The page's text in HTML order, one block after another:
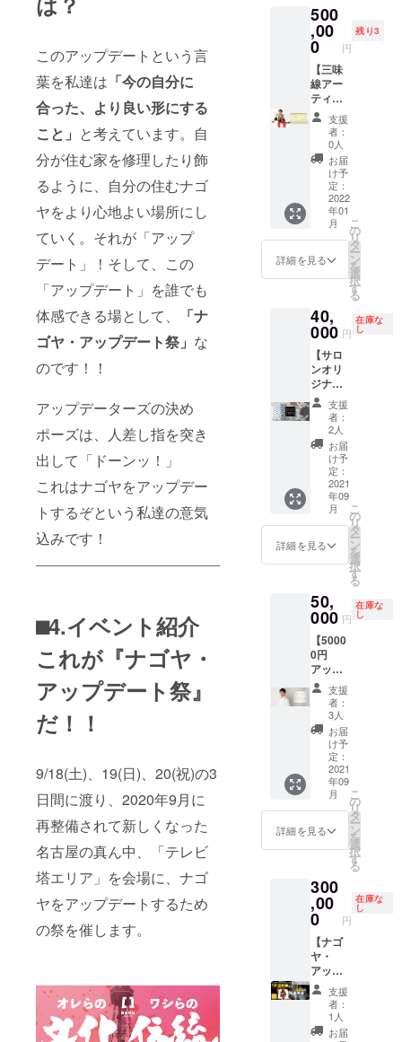
このアップデートという言
葉を私達は 「今の自分に
合った、より良い形にする
こと」 と考えています。自
分が住む家を修理したり飾
るように、自分の住むナゴ
ヤをより心地よい場所にし
ていく。それが「アップ
デート」！そして、この
「アップデート」を誰でも
体感できる場として、
「ナ
ゴヤ・アップデート祭」 な
のです！！
アップデーターズの決め
ポーズは、人差し指を突き
出して「ドーンッ！」
これはナゴヤをアップデー
トするぞという私達の意気
込みです！
⬛︎4.イベント紹介
これが『ナゴヤ・
アップデート祭』
だ！！
9/18(土)、19(日)、20(祝)の3
日間に渡り、2020年9月に
再整備されて新しくなった
名古屋の真ん中、「テレビ
塔エリア」を会場に、ナゴ
ヤをアップデートするため
の祭を催します。
の諸注
意（前
日から
食べな
いな
ど）を
順守し
て頂く
必要が
ありま
す。
有効期
限
2022年
9月迄
【特典
④】黒
る黒紋
付。伝
統工芸
品であ
る黒紋
付染を
手掛け
る職人
による
アイテ
ムを取
り扱っ
ている
中村商
店の店
村剛大
とアッ
代表、
倉橋岳
が黒紋
付染を
ご案内
しま
す。
https://
yamak
atu.co.j
p/ 有効
期限
2022年
1月迄 ※
現地迄
の交通
担。
クラウ
ドファ
ンディ
ング終
了後詳
細は
メール
にて。
いただ
けるラ
ウンジ
です。
https://
cashim
e.jp こ
のオー
プンス
ペース
使い放
題を
10,000
円で提
供。 ※
席の事
前予約
不可
個室や
料金
対象月
は2021
年10月
か11月
のいず
れか
【特典
⑥】
キャッ
チコ
ピーご
提案 文
章で企
業の業
績を左
右する
なただ
けの
チコ
ピーを
付けま
す！ 自
分に
キャッ
チコ
ピーを
付ける
ことで
もっと
前向き
な行動
を起こ
にぴっ
たりの
リター
りま
す。 有
効期
限
2022年
1月迄 ※
全リ
効期
限
2022年
1月迄
【特典
③】
saloon
貸し切
りパー
ティ
http://w
ww.bar-
saloon.j
p/ 大人
の隠れ
を貸し
切りに
権利！
陽気で
ホスピ
タリ
ティの
高い店
主と美
味しい
お食
事、そ
して落
ち着い
た空
間、、
きっと
日常と
な体験
が待っ
ていま
す。 こ
の素敵
なお店
を貸し
切りで
楽しめ
てしま
うんで
す。 特
別な日
に大切
な家族
と特別
な時間
してみ
ません
か？ ※
貸切人
数上
限 8人
まで
有効期
限
2022年
1月迄
【特典
ます。
【特典
②】有
り く
も絞り
バッグ
〈伝統
工芸を
今らし
くモダ
ンに〉
長く愛
用され
るよ
う、絞
り加
工・縫
寧に制
作。
400年の
歴史を
経て100
種類あ
るとい
われる
愛知の
伝統工
芸『有
松絞
り』の
技法
で、糸
る「く
も絞
凹凸の
面白さ
を形状
記憶加
工での
こし、
日常に
「伝
統」と
「用の
美」を
楽しん
でもら
いた
宅配便
などで
ます。
【特典
③】お
好きな
場所へ
三味線
アー
ティス
トが出
向いて
ライ
のベネ
チ屋に
直接ご
来店く
ださ
い。 他
にもそ
の場で
人力車
に乗っ
て写真
を撮り
たい方
は、写
真を
3,000
円、飲
食店
としま
す。 乗
ビスの
際に、
着物レ
ンタル
2,000円
や着付
け3,000
円をご
希望の
場合は
別料金
です。
クラウ
ドファ
細は
メール
にて。
【特典
②】楽
読体験
レッス
ン＋オ
リジナ
ル糸か
け曼荼
羅提供
誰でも
楽に楽
しく早
る速読
「楽
トラク
ターで
ある
Mali ❁︎
による
体験
レッス
ン（90
分・カ
ウンセ
リング
流の和
裁士が
手縫い
であな
たの体
に合わ
せた寸
法で作
りま
す。限
定２
名。誰
に手に
渡るの
でしょ
うか？
※商品は
宅配便
などで
ます。
柄の
指定は
出来ま
せん。
画像
はイ
メージ
になり
ます。
採寸
等を含
む詳細
は後ほ
どメー
ルに
て。
あなた
のため
にオリ
ジナル
曲を作
成！作
詞は
【倉橋
岳】
〈個
人、任
意団体
向け〉
個人も
しくは
任意団
体へ向
けたも
ので ・
ム ・演
歌好き
な方 ・
NPO ・
ゆる
キャラ
のテー
マ 等で
お使い
頂ける
ものに
なりま
す。 ナ
ゴヤを
共に
アップ
デート
役立て
くださ
効期
限
2022年
1月迄 ※
商業利
用はご
遠慮く
ださ
い。
出来上
がった
曲は録
音され
た音源
しま
す。
クラウ
ンディ
ング終
了後詳
細は
メール
にてお
伝えし
500
,00
0 円
残り3
【三味
線アー
ティス
トがオ
リジナ
ル曲を
作曲
コース
（企業
け）】
三味線
アー
ティス
トのた
あなた
のため
にオリ
ジナル
曲を作
成！作
詞は
【倉橋
岳】
〈企業
向け〉
こちら
のリ
ターン
はナゴ
ヤを高
めた
ゴヤブ
ランド
たいと
思って
頂ける
企業の
皆様へ
向けた
ものに
なりま
す。 社
歌やCM
などに
利用し
て頂け
るもの
をアッ
プデー
トする
用して
みませ
んか？
有効期
限
2022年
1月迄 ※
支援
者：
0人
お届
け予
定：
2022
年01
月
詳細を見る
こ
の
リ
タ
ー
ン
を
選
択
す
る
40,
000 円
在庫な
し
【サロ
ンオリ
ジナル
有松鳴
海絞り
染め"反
物"コー
ス】 倉
橋岳が
真心を
込めて
「雪花
絞り」
という
有松絞
め上げ
た１反
１３ｍ
の浴衣
生地の
反物を
お送り
いたし
ます。
高級な
知多木
綿を畳
むとこ
ろか
ら、染
めまで
行いま
に手に
渡るの
でしょ
うか？
この反
物でご
自身の
好きな
浴衣等
に仕立
ててく
支援
者：
2人
お届
け予
定：
2021
年09
月
詳細を見る
こ
の
リ
タ
ー
ン
を
選
択
す
る
50,
000 円
在庫な
し
【5000
0円
アップ
デー
ターズ
特選
「スペ
シャ
ル」
コー
ス】
【史上
最年少
ミシュ
ラン２
が贈る
～
Remini
scence
(レミニ
センス)
のコー
ス料理
とハー
フワイ
ンペア
支援
者：
3人
お届
け予
定：
2021
年09
月
詳細を見る
こ
の
リ
タ
ー
ン
を
選
択
す
る
300
,00
0 円
在庫な
し
【ナゴ
ヤ・
アップ
デート
祭「ナ
ゴヤ
神」
支援
者：
1人
お届